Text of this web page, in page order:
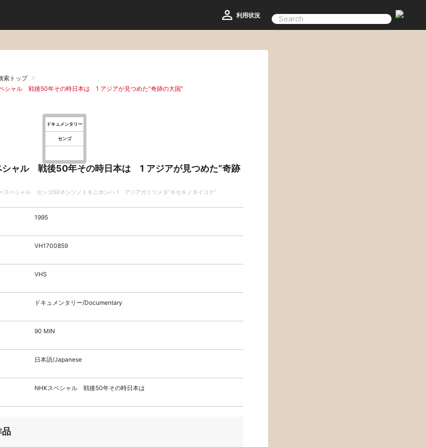
利用状況
索トップ
シャル 戦後50年その時日本は 1 アジアが見つめた“奇跡の大国”
ドキュメンタリー
センゴ
シャル 戦後50年その時日本は 1 アジアが見つめた“奇跡
スペシャル センゴ50ネンソノトキニホンハ 1 アジアガミツメタ“キセキノタイコク”
1995
VH1700859
VHS
ドキュメンタリー/Documentary
90 MIN
日本語/Japanese
NHKスペシャル 戦後50年その時日本は
品